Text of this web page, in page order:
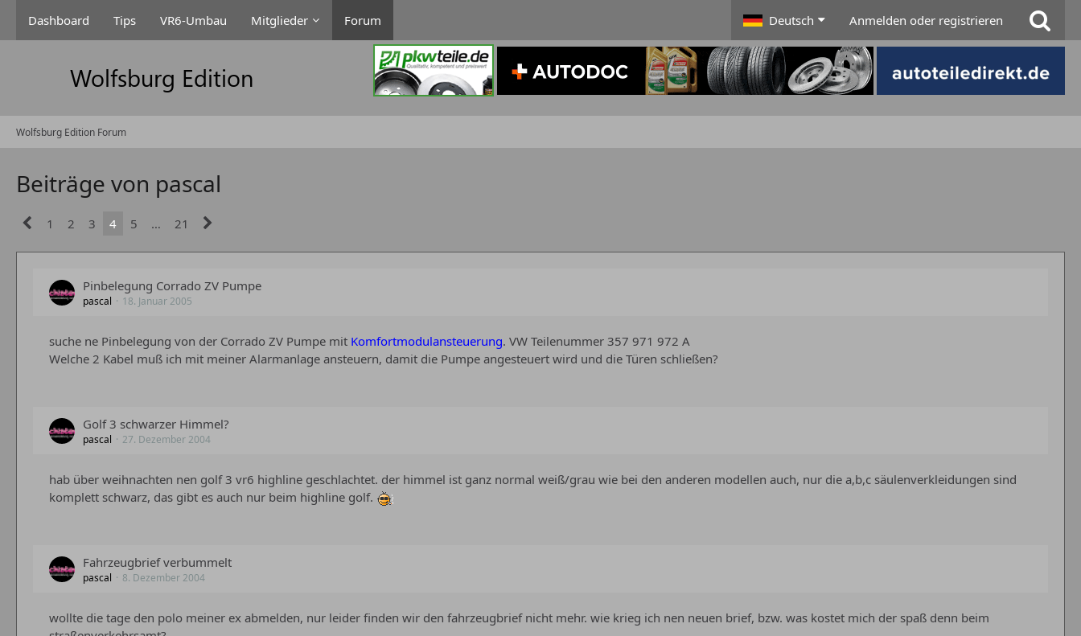
Dashboard Tips VR6-Umbau Mitglieder Forum Deutsch Anmelden oder registrieren
Wolfsburg Edition Forum
Beiträge von pascal
1 2 3 4 5 … 21
Pinbelegung Corrado ZV Pumpe
pascal 18. Januar 2005
suche ne Pinbelegung von der Corrado ZV Pumpe mit Komfortmodulansteuerung. VW Teilenummer 357 971 972 A
Welche 2 Kabel muß ich mit meiner Alarmanlage ansteuern, damit die Pumpe angesteuert wird und die Türen schließen?
Golf 3 schwarzer Himmel?
pascal 27. Dezember 2004
hab über weihnachten nen golf 3 vr6 highline geschlachtet. der himmel ist ganz normal weiß/grau wie bei den anderen modellen auch, nur die a,b,c säulenverkleidungen sind
komplett schwarz, das gibt es auch nur beim highline golf.
Fahrzeugbrief verbummelt
pascal 8. Dezember 2004
wollte die tage den polo meiner ex abmelden, nur leider finden wir den fahrzeugbrief nicht mehr. wie krieg ich nen neuen brief, bzw. was kostet mich der spaß denn beim